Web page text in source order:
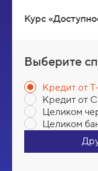
Курс
Выберите
Кредит от
Кредит от
Целиком
Целиком